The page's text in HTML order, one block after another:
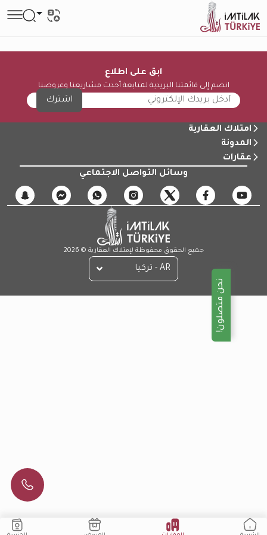
ابق على اطلاع
انضم إلى قائمتنا البريدية لمتابعة أحدث مشاريعنا وعروضنا
اشترك
امتلاك العقارية
المدونة
عقارات
وسائل التواصل الاجتماعي
جميع الحقوق محفوظة لإمتلاك العقارية © 2026
AR - تركيا
نحن متصلون!